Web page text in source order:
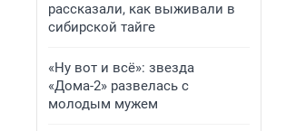
рассказали, как выживали в
сибирской тайге
«Ну вот и всё»: звезда
«Дома-2» развелась с
молодым мужем